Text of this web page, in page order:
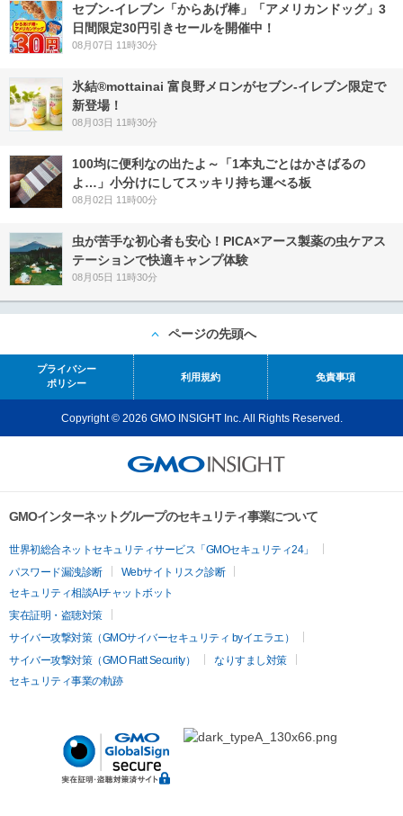
セブン‐イレブン「からあげ棒」「アメリカンドッグ」3
日間限定30円引きセールを開催中！
08月07日 11時30分
氷結®mottainai 富良野メロンがセブン‐イレブン限定で
新登場！
08月03日 11時30分
100均に便利なの出たよ～「1本丸ごとはかさばるの
よ…」小分けにしてスッキリ持ち運べる板
08月02日 11時00分
虫が苦手な初心者も安心！PICA×アース製薬の虫ケアス
テーションで快適キャンプ体験
08月05日 11時30分
ページの先頭へ
プライバシー
ポリシー
利用規約 免責事項
Copyright © 2026 GMO INSIGHT Inc. All Rights Reserved.
GMOインターネットグループのセキュリティ事業について
世界初総合ネットセキュリティサービス「GMOセキュリティ24」
パスワード漏洩診断
Webサイトリスク診断
セキュリティ相談AIチャットボット
実在証明・盗聴対策
サイバー攻撃対策（GMOサイバーセキュリティ byイエラエ）
サイバー攻撃対策（GMO Flatt Security）
なりすまし対策
セキュリティ事業の軌跡